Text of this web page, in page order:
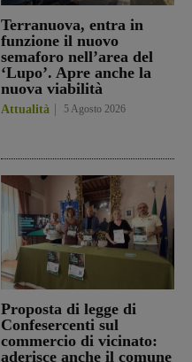
Terranuova, entra in
funzione il nuovo
semaforo nell’area del
‘Lupo’. Apre anche la
nuova viabilità
Attualità 5 Agosto 2026
Proposta di legge di
Confesercenti sul
commercio di vicinato:
aderisce anche il comune